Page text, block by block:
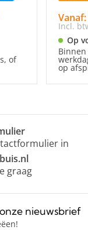
of
Incl.
Op
Binnen
op
in
graag
nieuwsbrief